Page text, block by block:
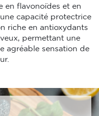
en flavonoïdes et en
capacité protectrice
riche en antioxydants
permettant une
agréable sensation de